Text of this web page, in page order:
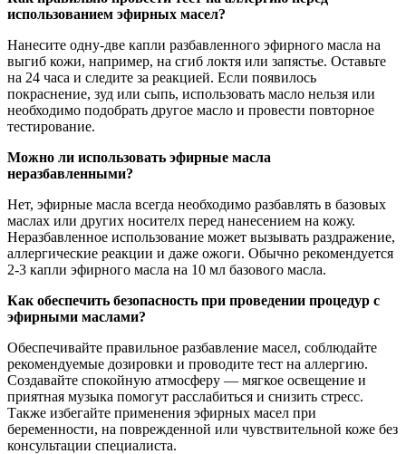
использованием эфирных масел?
Нанесите одну-две капли разбавленного эфирного масла на
выгиб кожи, например, на сгиб локтя или запястье. Оставьте
на 24 часа и следите за реакцией. Если появилось
покраснение, зуд или сыпь, использовать масло нельзя или
необходимо подобрать другое масло и провести повторное
тестирование.
Можно ли использовать эфирные масла
неразбавленными?
Нет, эфирные масла всегда необходимо разбавлять в базовых
маслах или других носителх перед нанесением на кожу.
Неразбавленное использование может вызывать раздражение,
аллергические реакции и даже ожоги. Обычно рекомендуется
2-3 капли эфирного масла на 10 мл базового масла.
Как обеспечить безопасность при проведении процедур с
эфирными маслами?
Обеспечивайте правильное разбавление масел, соблюдайте
рекомендуемые дозировки и проводите тест на аллергию.
Создавайте спокойную атмосферу — мягкое освещение и
приятная музыка помогут расслабиться и снизить стресс.
Также избегайте применения эфирных масел при
беременности, на поврежденной или чувствительной коже без
консультации специалиста.